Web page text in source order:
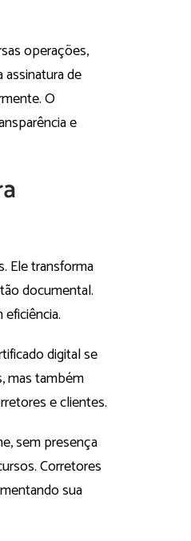
operações,
de
O
e
Ele transforma
documental.
digital se
mas também
e clientes.
sem presença
Corretores
sua